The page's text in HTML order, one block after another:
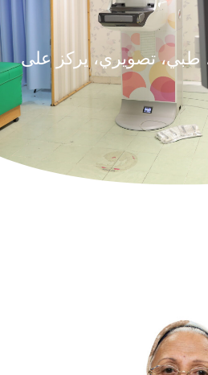
تصويري، يركز على